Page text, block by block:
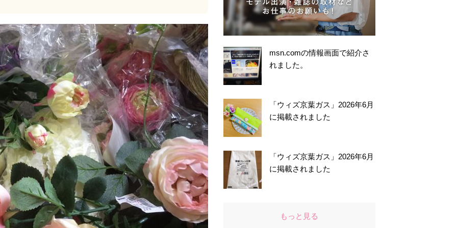
msn.comの情報画面で紹介さ
れました。
「ウィズ京葉ガス」2026年6月
に掲載されました
「ウィズ京葉ガス」2026年6月
に掲載されました
もっと見る